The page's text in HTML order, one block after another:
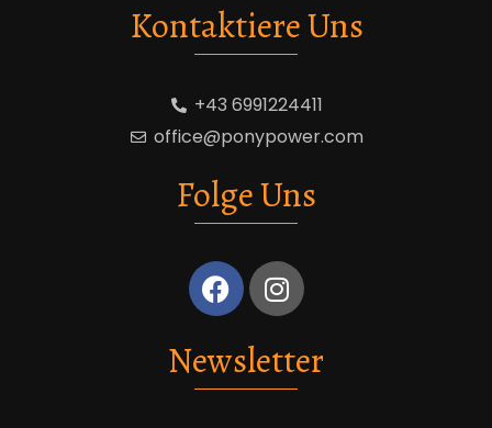
Kontaktiere Uns
+43 6991224411
office@ponypower.com
Folge Uns
Newsletter